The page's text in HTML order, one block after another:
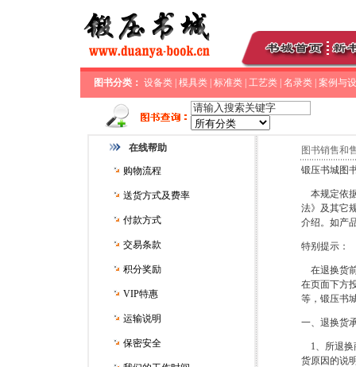
图书分类： 设备类 模具类 标准类 工艺类 名录类 案例与
在线帮助
购物流程
送货方式及费率
付款方式
交易条款
积分奖励
VIP特惠
运输说明
保密安全
图书销售和
锻压书城图
本规定依
法》及其它
介绍。如产
特别提示：
在退换货
在页面下方
等，锻压书
一、退换货
1、所退换
货原因的说